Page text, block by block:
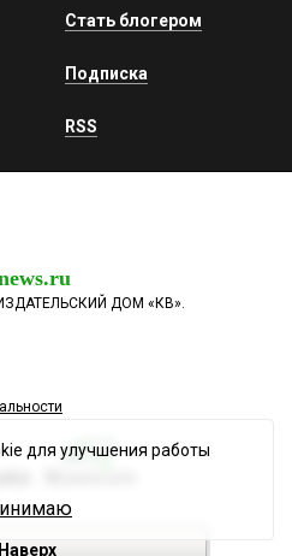
Стать блогером
Подписка
RSS
ДОМ «КВ».
Наверх
для улучшения работы